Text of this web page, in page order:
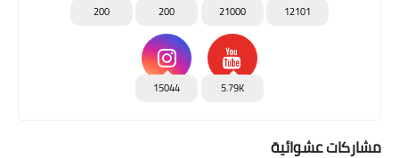
12101
21000
200
200
5.79K
15044
مشاركات عشوائية